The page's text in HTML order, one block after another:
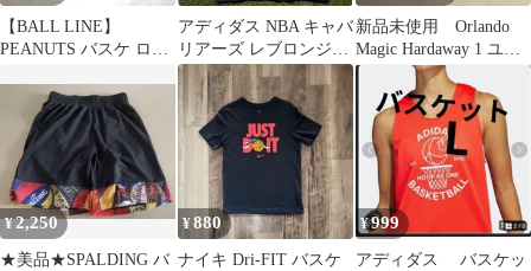
【BALL LINE】
PEANUTS バスケ ロン
アディダス NBA キャバ
リアーズ レブロンジェ
ームズ 23 Tシャツ 紺 S
新品未使用 Orlando
Magic Hardaway 1 ユニ
フォーム
¥2,250
★美品★SPALDING バ
¥880
ナイキ Dri-FIT バスケ
¥999
アディダス バスケッ